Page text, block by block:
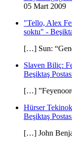
05 Mart 2009
"Tello, Alex
soktu" -
[…] Sun:
Slaven Biliç:
Beşiktaş
[…]
Hürser
Beşiktaş
[…] John